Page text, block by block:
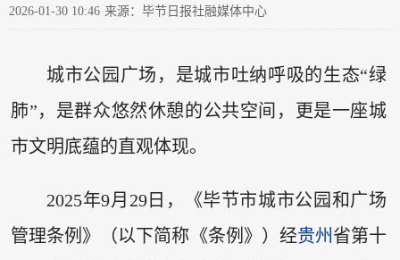
2026-01-30 10:46 来源：毕节日报社融媒体中心
城市公园广场，是城市吐纳呼吸的生态“绿
肺”，是群众悠然休憩的公共空间，更是一座城
市文明底蕴的直观体现。
2025年9月29日，《毕节市城市公园和广场
管理条例》（以下简称《条例》）经贵州 省第十